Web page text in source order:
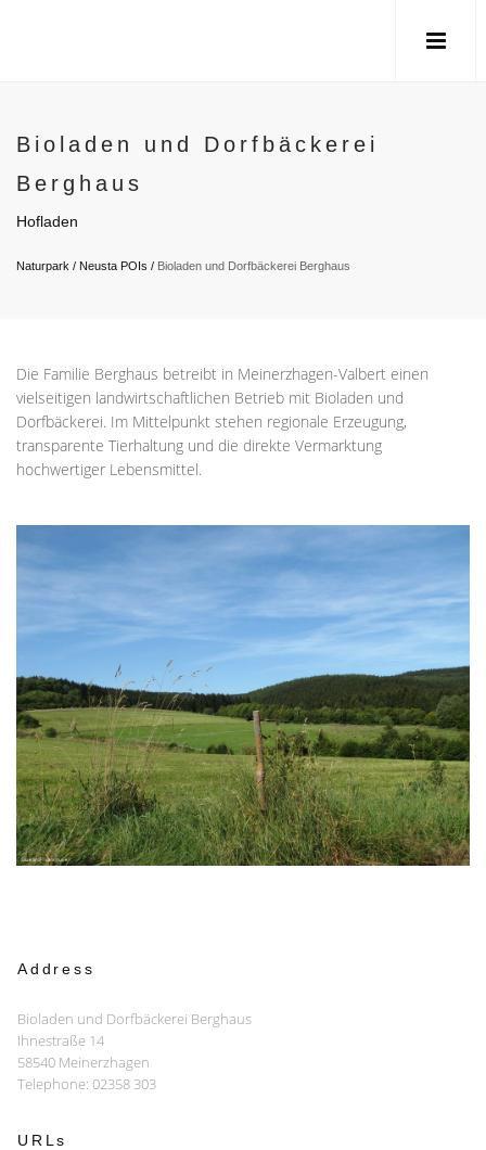
Bioladen und Dorfbäckerei
Berghaus
Hofladen
Naturpark / Neusta POIs / Bioladen und Dorfbäckerei Berghaus
Die Familie Berghaus betreibt in Meinerzhagen-Valbert einen
vielseitigen landwirtschaftlichen Betrieb mit Bioladen und
Dorfbäckerei. Im Mittelpunkt stehen regionale Erzeugung,
transparente Tierhaltung und die direkte Vermarktung
hochwertiger Lebensmittel.
Address
Bioladen und Dorfbäckerei Berghaus
Ihnestraße 14
58540 Meinerzhagen
Telephone: 02358 303
URLs